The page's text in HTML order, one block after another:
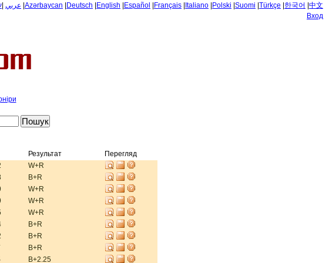
عربي Azərbaycan Deutsch English Español Français Italiano Polski Suomi Türkçe 한국어 中文
Вход
Результат
Перегляд
W+R
B+R
W+R
W+R
W+R
B+R
B+R
B+R
B+2.25